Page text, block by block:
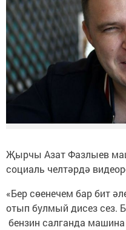
Җырчы Азат Фазлыев
социаль челтәрдә
«Бер сөенечем бар бит
отып булмый дисез сез.
бензин салганда